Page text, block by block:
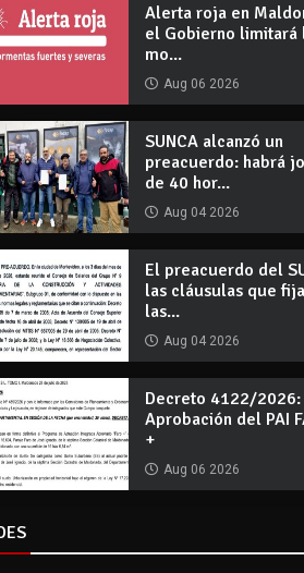
Alerta roja en
el Gobierno limitará
mo...
Aug 06 2026
SUNCA alcanzó un
preacuerdo: habrá
de 40 hor...
Aug 04 2026
El preacuerdo del
las cláusulas que
las...
Aug 04 2026
Decreto 4122/2026:
Aprobación del PAI
+
Aug 06 2026